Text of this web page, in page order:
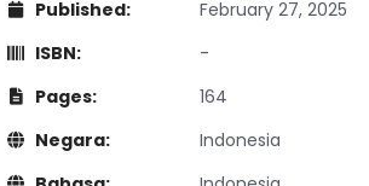
Published:
February 27, 2025
ISBN:
-
Pages:
164
Negara:
Indonesia